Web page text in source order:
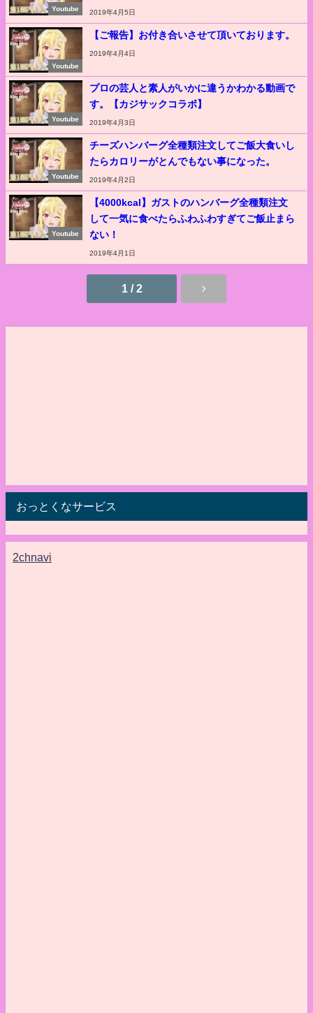
Youtube
2019年4月5日
Youtube
【ご報告】お付き合いさせて頂いております。
2019年4月4日
Youtube
プロの芸人と素人がいかに違うかわかる動画で
す。【カジサックコラボ】
2019年4月3日
Youtube
チーズハンバーグ全種類注文してご飯大食いし
たらカロリーがとんでもない事になった。
2019年4月2日
Youtube
【4000kcal】ガストのハンバーグ全種類注文
して一気に食べたらふわふわすぎてご飯止まら
ない！
2019年4月1日
1 / 2
おっとくなサービス
2chnavi